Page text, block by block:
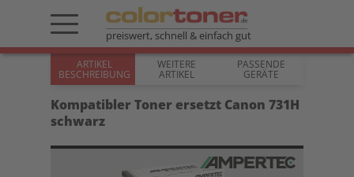
preiswert, schnell & einfach gut
ARTIKEL
BESCHREIBUNG
WEITERE
ARTIKEL
PASSENDE
GERÄTE
Kompatibler Toner ersetzt Canon 731H
schwarz